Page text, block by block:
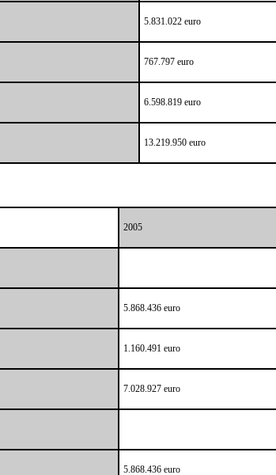
5.831.022 euro
767.797 euro
6.598.819 euro
13.219.950 euro
2005
5.868.436 euro
1.160.491 euro
7.028.927 euro
5.868.436 euro